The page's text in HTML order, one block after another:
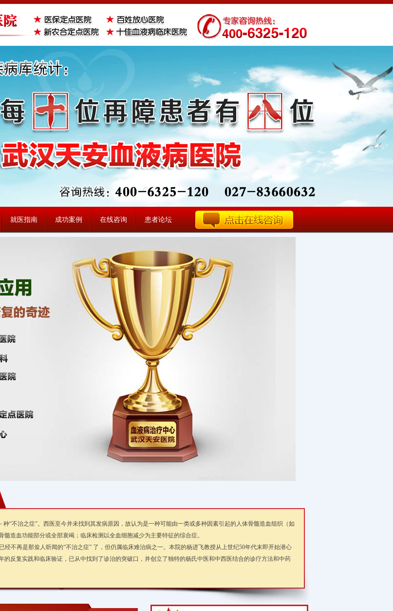
就医指南 成功案例 在线咨询 患者论坛
种“不治之症”。西医至今并未找到其发病原因，故认为是一种可能由一类或多种因素引起的人体骨髓造血组织（如
造血功能部分或全部衰竭；临床检测以全血细胞减少为主要特征的综合症。
经不再是那耸人听闻的“不治之症” 了，但仍属临床难治病之一。本院的杨进飞教授从上世纪50年代末即开始潜心
的反复实践和临床验证，已从中找到了诊治的突破口，并创立了独特的杨氏中医和中西医结合的诊疗方法和中药